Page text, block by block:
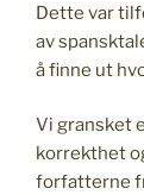
Dette var
av
å finne ut
Vi gransket
korrekthet
forfatterne